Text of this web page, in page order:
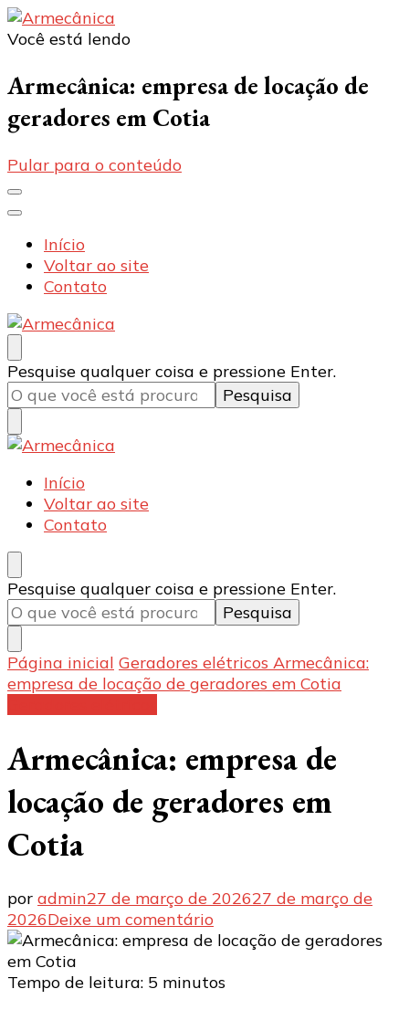
Você está lendo
Armecânica: empresa de locação de
geradores em Cotia
Pular para o conteúdo
Início
Voltar ao site
Contato
Armecânica
Blog
Procurando
algo?
Pesquise qualquer coisa e pressione Enter.
Armecânica
Blog
Início
Voltar ao site
Contato
Procurando
algo?
Pesquise qualquer coisa e pressione Enter.
Página inicial Geradores elétricos Armecânica:
empresa de locação de geradores em Cotia
Armecânica: empresa de
locação de geradores em
Cotia
por admin27 de março de 202627 de março de
2026Deixe um comentárioem
Armecânica:
de
Tempo de leitura: 5 minutos